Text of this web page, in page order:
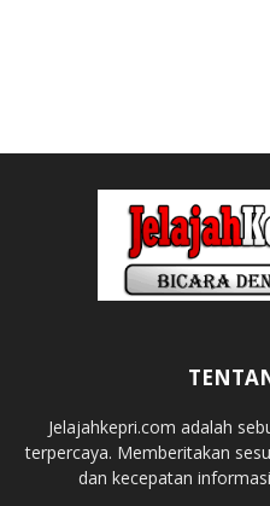
Jelajahkepri.com adalah
terpercaya. Memberitakan
dan kecepatan